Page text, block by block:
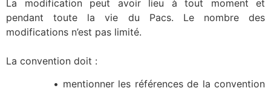
La modification peut avoir lieu à tout moment et
pendant toute la vie du Pacs. Le nombre des
modifications n’est pas limité.
La convention doit :
• mentionner les références de la convention